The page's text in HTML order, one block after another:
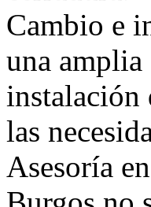
Cambio e
una amplia
instalación
las
Asesoría